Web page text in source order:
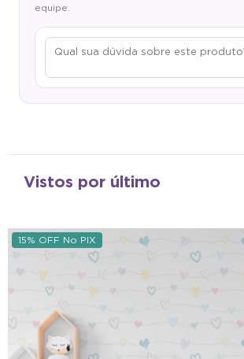
equipe.
Vistos por último
15% OFF No PIX